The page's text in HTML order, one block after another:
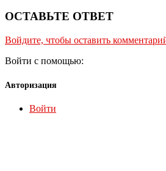
ОСТАВЬТЕ ОТВЕТ
Войдите, чтобы оставить
Войти с помощью:
Авторизация
Войти